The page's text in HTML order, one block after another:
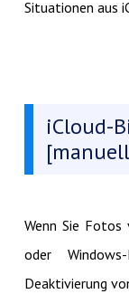
Situationen aus
iCloud-
Wenn Sie Fotos
oder
Deaktivierung